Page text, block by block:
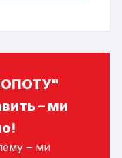
– ми
– ми